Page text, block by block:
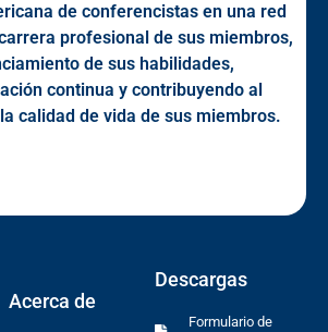
de conferencistas en una red
profesional de sus miembros,
de sus habilidades,
continua y contribuyendo al
calidad de vida de sus miembros.
Acerca de
Descargas
Formulario de